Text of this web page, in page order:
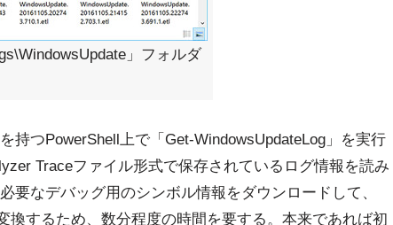
」フォルダ
持つPowerShell上で「Get-WindowsUpdateLog」を実行
Traceファイル形式で保存されているログ情報を読み
要なデバッグ用のシンボル情報をダウンロードして、
換するため、数分程度の時間を要する。本来であれば初